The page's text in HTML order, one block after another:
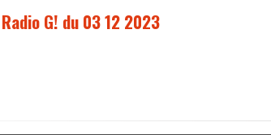
G! du 03 12 2023